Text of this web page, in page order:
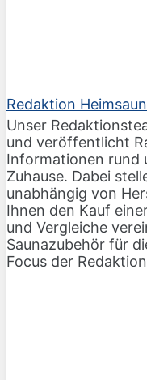
Redaktion
Unser
und veröffentlicht
Informationen rund
Zuhause. Dabei
unabhängig von
Ihnen den Kauf
und Vergleiche
Saunazubehör für
Focus der